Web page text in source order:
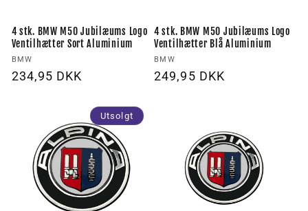
4 stk. BMW M50 Jubilæums Logo
Ventilhætter Sort Aluminium
Forhandler:
BMW
Vanlig
234,95 DKK
4 stk. BMW M50 Jubilæums Logo
Ventilhætter Blå Aluminium
Forhandler:
BMW
Vanlig
249,95 DKK
Utsolgt